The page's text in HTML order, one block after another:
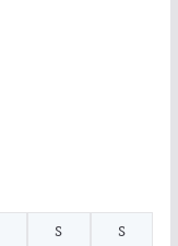
S
S